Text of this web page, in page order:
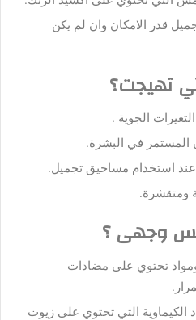
قدر الامكان وان لم يكن
تهيجت؟
الجوية .
المستمر في البشرة.
عند استخدام مساحيق تجميل.
ومتقشرة.
وجهى ؟
تحتوي على مضادات
الكيماوية التي تحتوي على زيوت